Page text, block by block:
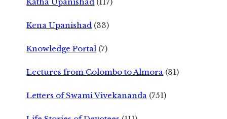
Kena Upanishad (33)
Knowledge Portal (7)
Lectures from Colombo to Almora (31)
Letters of Swami Vivekananda (751)